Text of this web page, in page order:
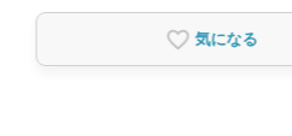
気になる